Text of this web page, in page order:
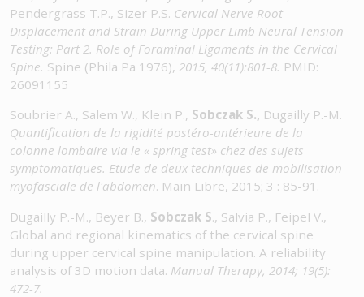
Pendergrass T.P., Sizer P.S. Cervical Nerve Root
Displacement and Strain During Upper Limb Neural Tension
Testing: Part 2. Role of Foraminal Ligaments in the Cervical
Spine. Spine (Phila Pa 1976), 2015, 40(11):801-8. PMID:
26091155
Soubrier A., Salem W., Klein P., Sobczak S., Dugailly P.-M.
Quantification de la rigidité postéro-antérieure de la
colonne lombaire via le « spring test» chez des sujets
symptomatiques. Etude de deux techniques de mobilisation
myofasciale de l'abdomen. Main Libre, 2015; 3 : 85-91.
Dugailly P.-M., Beyer B., Sobczak S., Salvia P., Feipel V.,
Global and regional kinematics of the cervical spine
during upper cervical spine manipulation. A reliability
analysis of 3D motion data. Manual Therapy, 2014; 19(5):
472-7.